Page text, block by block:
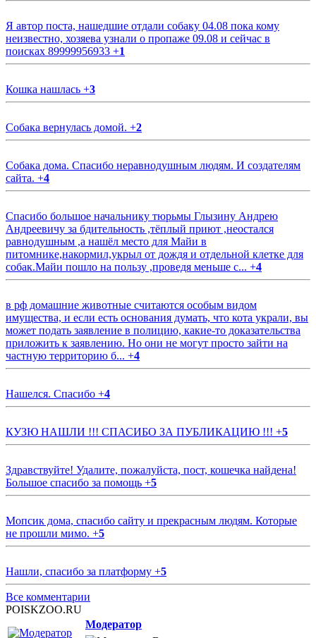
Я автор поста, нашедшие отдали собаку 04.08 пока кому
неизвестно, хозяева узнали о пропаже 09.08 и сейчас в
поисках 89999956933 +1
Кошка нашлась +3
Собака вернулась домой. +2
Собака дома. Спасибо неравнодушным людям. И создателям
сайта. +4
Спасибо большое начальнику тюрьмы Глызину Андрею
Андреевичу за бдительность ,тёплый приют ,неостался
равнодушным ,а нашёл место для Майи в
питомнике,накормил,укрыл от дождя и отдельной клетке для
собак.Майи пошло на пользу ,проведя меньше с... +4
в рф домашние животные считаются особым видом
имущества, и если есть основания думать, что кота украли, вы
может подать заявление в полицию, какие-то доказательства
приложить к заявлению. Но они не могут просто зайти на
частную территорию б... +4
Нашелся. Спасибо +4
КУЗЮ НАШЛИ !!! СПАСИБО ЗА ПУБЛИКАЦИЮ !!! +5
Здравствуйте! Удалите, пожалуйста, пост, кошечка найдена!
Большое спасибо за помощь +5
Мопсик дома, спасибо сайту и прекрасным людям. Которые
не прошли мимо. +5
Нашли, спасибо за платформу +5
Все комментарии
POISKZOO.RU
Модератор